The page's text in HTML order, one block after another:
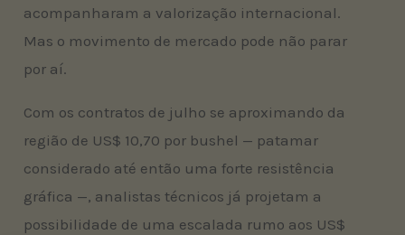
acompanharam a valorização internacional.
Mas o movimento de mercado pode não parar
por aí.
Com os contratos de julho se aproximando da
região de US$ 10,70 por bushel — patamar
considerado até então uma forte resistência
gráfica —, analistas técnicos já projetam a
possibilidade de uma escalada rumo aos US$